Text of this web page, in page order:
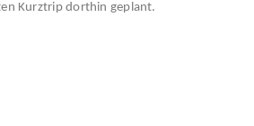
Kurztrip dorthin geplant.